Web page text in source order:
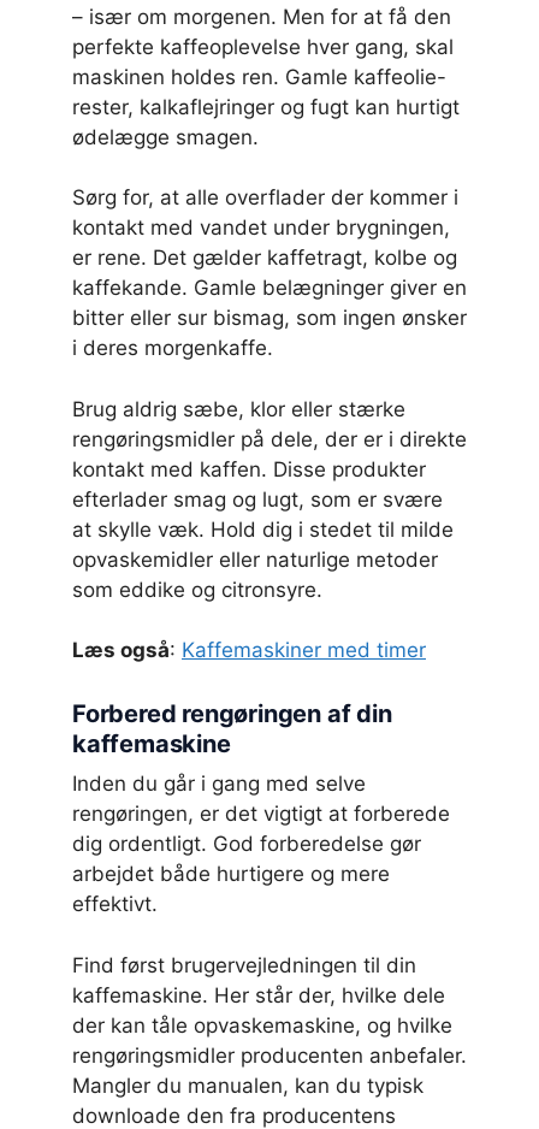
– især om morgenen. Men for at få den
perfekte kaffeoplevelse hver gang, skal
maskinen holdes ren. Gamle kaffeolie-
rester, kalkaflejringer og fugt kan hurtigt
ødelægge smagen.
Sørg for, at alle overflader der kommer i
kontakt med vandet under brygningen,
er rene. Det gælder kaffetragt, kolbe og
kaffekande. Gamle belægninger giver en
bitter eller sur bismag, som ingen ønsker
i deres morgenkaffe.
Brug aldrig sæbe, klor eller stærke
rengøringsmidler på dele, der er i direkte
kontakt med kaffen. Disse produkter
efterlader smag og lugt, som er svære
at skylle væk. Hold dig i stedet til milde
opvaskemidler eller naturlige metoder
som eddike og citronsyre.
Læs også: Kaffemaskiner med timer
Forbered rengøringen af din
kaffemaskine
Inden du går i gang med selve
rengøringen, er det vigtigt at forberede
dig ordentligt. God forberedelse gør
arbejdet både hurtigere og mere
effektivt.
Find først brugervejledningen til din
kaffemaskine. Her står der, hvilke dele
der kan tåle opvaskemaskine, og hvilke
rengøringsmidler producenten anbefaler.
Mangler du manualen, kan du typisk
downloade den fra producentens